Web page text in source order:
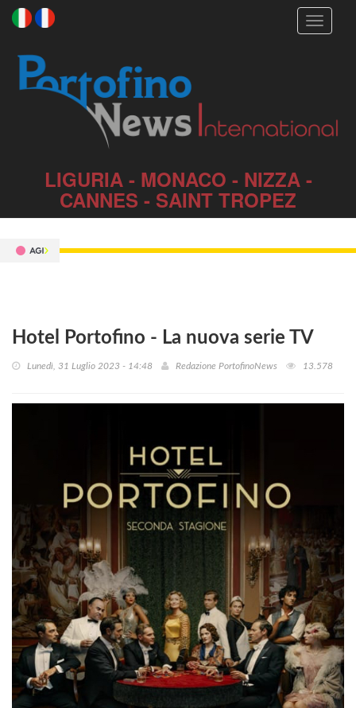
Toggle
LIGURIA - MONACO - NIZZA -
CANNES - SAINT TROPEZ
Hotel Portofino - La nuova serie TV
Lunedì, 31 Luglio 2023 - 14:48 Redazione PortofinoNews 13.578